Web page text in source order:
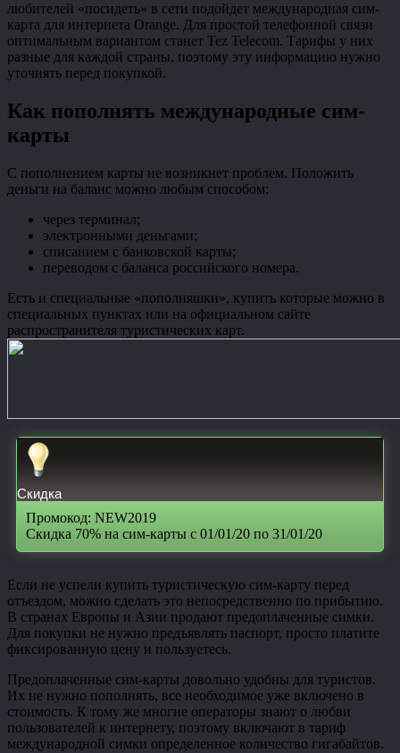
любителей «посидеть» в сети подойдет международная сим-
карта для интернета Orange. Для простой телефонной связи
оптимальным вариантом станет Tez Telecom. Тарифы у них
разные для каждой страны, поэтому эту информацию нужно
уточнять перед покупкой.
Как пополнять международные сим-
карты
С пополнением карты не возникнет проблем. Положить
деньги на баланс можно любым способом:
через терминал;
электронными деньгами;
списанием с банковской карты;
переводом с баланса российского номера.
Есть и специальные «пополняшки», купить которые можно в
специальных пунктах или на официальном сайте
распространителя туристических карт.
Скидка
Промокод: NEW2019
Скидка 70% на сим-карты с 01/01/20 по 31/01/20
Если не успели купить туристическую сим-карту перед
отъездом, можно сделать это непосредственно по прибытию.
В странах Европы и Азии продают предоплаченные симки.
Для покупки не нужно предъявлять паспорт, просто платите
фиксированную цену и пользуетесь.
Предоплаченные сим-карты довольно удобны для туристов.
Их не нужно пополнять, все необходимое уже включено в
стоимость. К тому же многие операторы знают о любви
пользователей к интернету, поэтому включают в тариф
международной симки определенное количество гигабайтов.